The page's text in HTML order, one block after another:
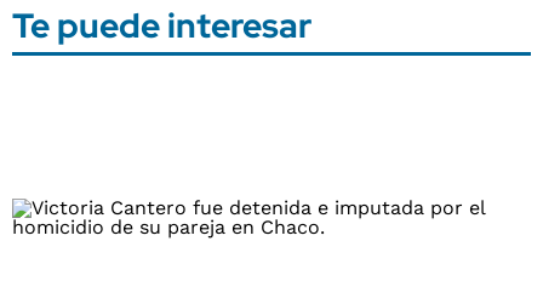
Te puede interesar